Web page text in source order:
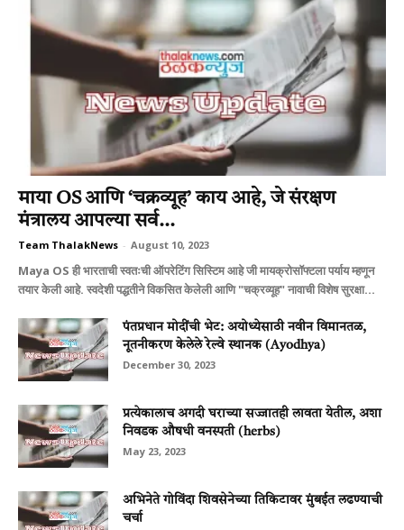
माया OS आणि ‘चक्रव्यूह’ काय आहे, जे संरक्षण
मंत्रालय आपल्या सर्व...
Team ThalakNews - August 10, 2023
Maya OS ही भारताची स्वतःची ऑपरेटिंग सिस्टिम आहे जी मायक्रोसॉफ्टला पर्याय म्हणून
तयार केली आहे. स्वदेशी पद्धतीने विकसित केलेली आणि "चक्रव्यूह" नावाची विशेष सुरक्षा...
पंतप्रधान मोदींची भेट: अयोध्येसाठी नवीन विमानतळ,
नूतनीकरण केलेले रेल्वे स्थानक (Ayodhya)
December 30, 2023
प्रत्येकालाच अगदी घराच्या सज्जातही लावता येतील, अशा
निवडक औषधी वनस्पती (herbs)
May 23, 2023
अभिनेते गोविंदा शिवसेनेच्या तिकिटावर मुंबईत लढण्याची
चर्चा